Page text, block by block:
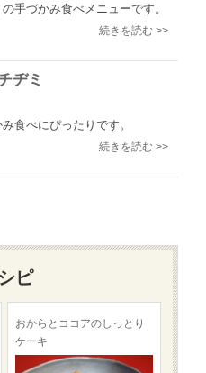
手づかみ食べメニューです。
続きを読む >>
ヂミ
食べにぴったりです。
続きを読む >>
ピ
おからとココアのしっとり
ケーキ